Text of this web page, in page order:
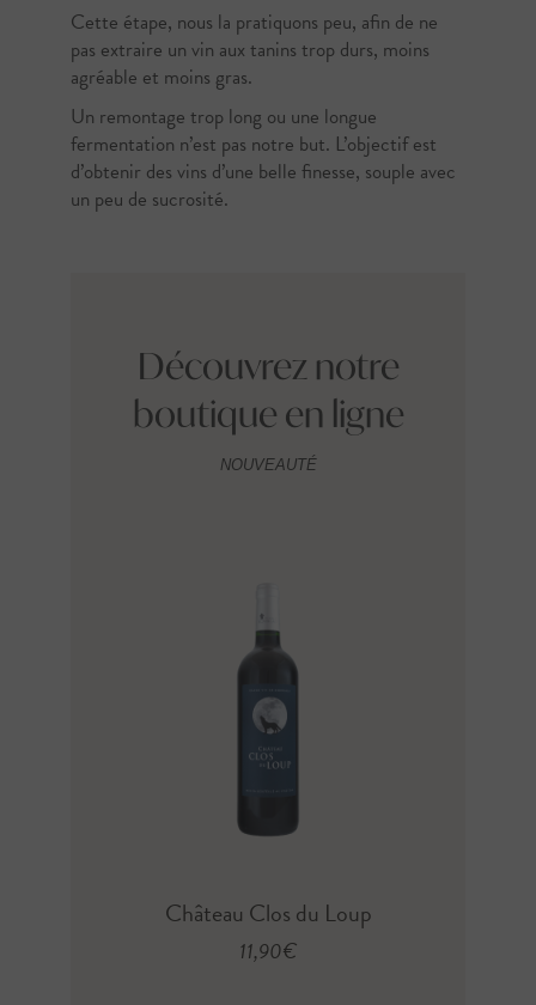
Cette étape, nous la pratiquons peu, afin de ne
pas extraire un vin aux tanins trop durs, moins
agréable et moins gras.
Un remontage trop long ou une longue
fermentation n’est pas notre but. L’objectif est
d’obtenir des vins d’une belle finesse, souple avec
un peu de sucrosité.
Découvrez notre
boutique en ligne
NOUVEAUTÉ
Château Clos du Loup
11,90€